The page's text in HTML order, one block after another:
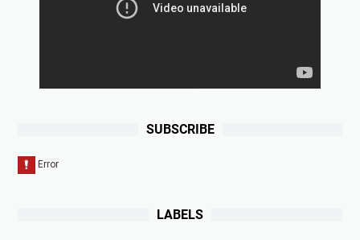
SUBSCRIBE
LABELS